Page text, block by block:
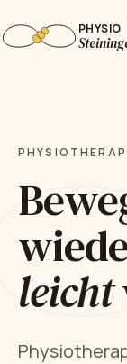
PHYSIO
leicht